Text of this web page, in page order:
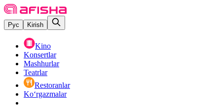
Рус Kirish
Kino
Konsertlar
Mashhurlar
Teatrlar
Restoranlar
Ko‘rgazmalar